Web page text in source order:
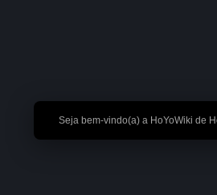
🎉 Seja bem-vindo(a) a HoYoWiki de